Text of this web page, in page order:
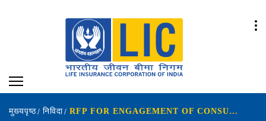
मुख्यपृष्ठ निविदा RFP FOR ENGAGEMENT OF CONSULTANT FOR GAP ANALYSIS AND IMPACT ASSESSMENT ON IMPLEMENTATION